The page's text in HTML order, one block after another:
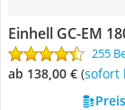
Einhell GC-EM
255
ab 138,00 € (